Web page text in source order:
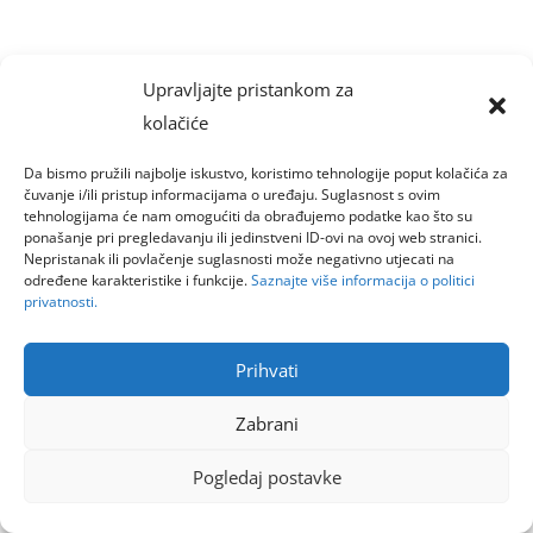
Upravljajte pristankom za
kolačiće
Da bismo pružili najbolje iskustvo, koristimo tehnologije poput kolačića za
čuvanje i/ili pristup informacijama o uređaju. Suglasnost s ovim
tehnologijama će nam omogućiti da obrađujemo podatke kao što su
ponašanje pri pregledavanju ili jedinstveni ID-ovi na ovoj web stranici.
Nepristanak ili povlačenje suglasnosti može negativno utjecati na
određene karakteristike i funkcije.Saznajte više informacija o politici
privatnosti.
Prihvati
Zabrani
Pogledaj postavke